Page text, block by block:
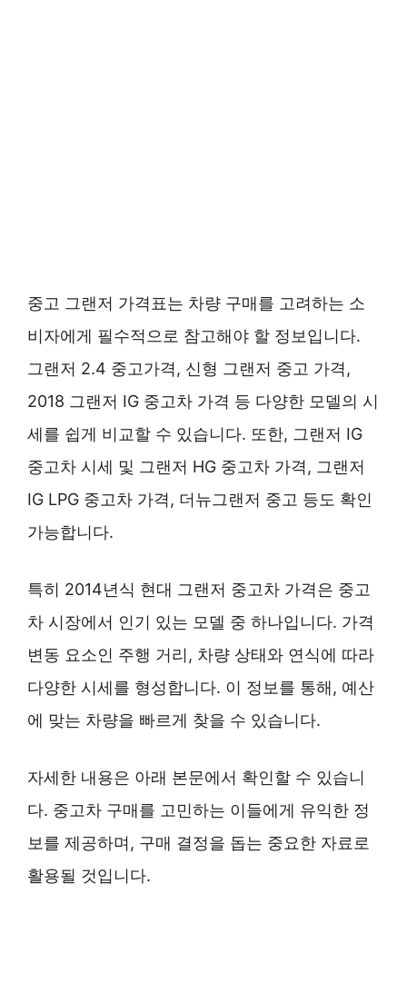
중고 그랜저 가격표는 차량 구매를 고려하는 소
비자에게 필수적으로 참고해야 할 정보입니다.
그랜저 2.4 중고가격, 신형 그랜저 중고 가격,
2018 그랜저 IG 중고차 가격 등 다양한 모델의 시
세를 쉽게 비교할 수 있습니다. 또한, 그랜저 IG
중고차 시세 및 그랜저 HG 중고차 가격, 그랜저
IG LPG 중고차 가격, 더뉴그랜저 중고 등도 확인
가능합니다.
특히 2014년식 현대 그랜저 중고차 가격은 중고
차 시장에서 인기 있는 모델 중 하나입니다. 가격
변동 요소인 주행 거리, 차량 상태와 연식에 따라
다양한 시세를 형성합니다. 이 정보를 통해, 예산
에 맞는 차량을 빠르게 찾을 수 있습니다.
자세한 내용은 아래 본문에서 확인할 수 있습니
다. 중고차 구매를 고민하는 이들에게 유익한 정
보를 제공하며, 구매 결정을 돕는 중요한 자료로
활용될 것입니다.